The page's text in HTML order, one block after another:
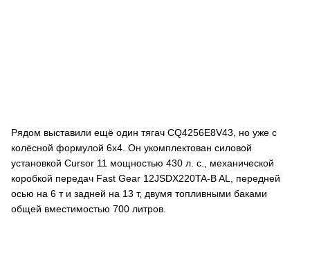
Рядом выставили ещё один тягач CQ4256E8V43, но уже с
колёсной формулой 6х4. Он укомплектован силовой
установкой Cursor 11 мощностью 430 л. с., механической
коробкой передач Fast Gear 12JSDX220TA-B AL, передней
осью на 6 т и задней на 13 т, двумя топливными баками
общей вместимостью 700 литров.